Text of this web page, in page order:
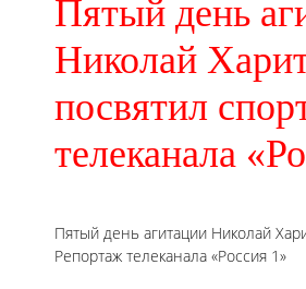
Пятый день
Николай
посвятил
телеканала
Пятый день агитации Николай
Репортаж телеканала «Россия 1»